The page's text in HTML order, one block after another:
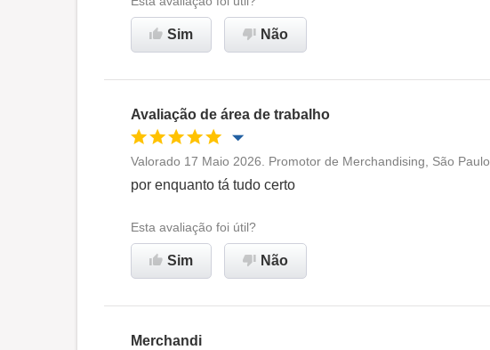
Sim Não
Avaliação de área de trabalho
Oportunidade de promoção
Ambiente de trabalho
Recomenda esta empresa
Valorado 17 Maio 2026. Promotor de Merchandising, São Paulo
por enquanto tá tudo certo
Esta avaliação foi útil?
Sim Não
Merchandi